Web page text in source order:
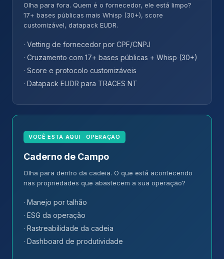
Olha para fora. Quem é o fornecedor, ele está limpo?
17+ bases públicas mais Whisp (30+), score
customizável, datapack EUDR.
· Vetting de fornecedor por CPF/CNPJ
· Cruzamento com 17+ bases públicas + Whisp (30+)
· Score e protocolo customizáveis
· Datapack EUDR para TRACES NT
VOCÊ ESTÁ AQUI · OPERAÇÃO
Caderno de Campo
Olha para dentro da cadeia. O que está acontecendo
nas propriedades que abastecem a sua operação?
· Manejo por talhão
· ESG da operação
· Rastreabilidade da cadeia
· Dashboard de produtividade